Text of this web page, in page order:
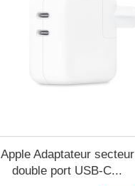
Apple Adaptateur secteur
double port USB-C...